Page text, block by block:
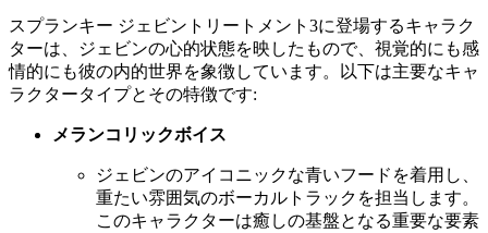
スプランキー ジェビントリートメント3に登場するキャラク
ターは、ジェビンの心的状態を映したもので、視覚的にも感
情的にも彼の内的世界を象徴しています。以下は主要なキャ
ラクタータイプとその特徴です:
メランコリックボイス
ジェビンのアイコニックな青いフードを着用し、
重たい雰囲気のボーカルトラックを担当します。
このキャラクターは癒しの基盤となる重要な要素